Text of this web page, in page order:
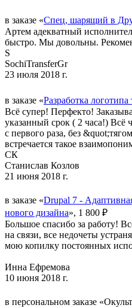
в заказе «Спец, шарящий в
Артем адекватный
быстро. Мы довольны.
S
SochiTransferGr
23 июля 2018 г.
в заказе «Разработка
Всё супер! Перфекто!
указанный срок ( 2 часа!) Всё
с первого раза, без
встречается такое
СК
Станислав Козлов
21 июня 2018 г.
в заказе «Drupal 7 -
нового дизайна», 1 800 ₽
Большое спасибо за работу!
на связи, все недочеты
мою копилку постоянных
Инна Ефремова
10 июня 2018 г.
в персональном заказе